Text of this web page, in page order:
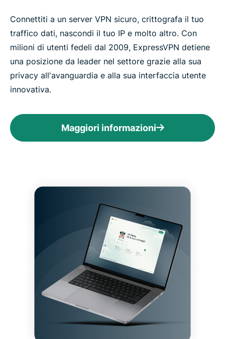
Connettiti a un server VPN sicuro, crittografa il tuo
traffico dati, nascondi il tuo IP e molto altro. Con
milioni di utenti fedeli dal 2009, ExpressVPN detiene
una posizione da leader nel settore grazie alla sua
privacy all'avanguardia e alla sua interfaccia utente
innovativa.
Maggiori informazioni